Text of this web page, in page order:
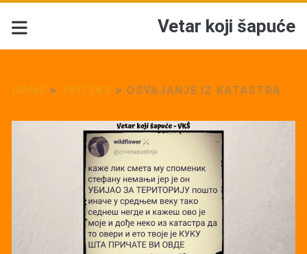
Vetar koji šapuće
> > OSVAJANJE IZ KATASTRA